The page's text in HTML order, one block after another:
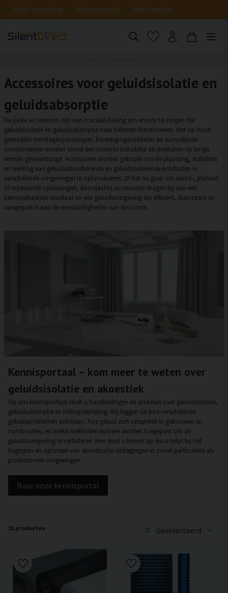
Gratis verzending Vijf jaar garantie Snelle levering
Accessoires voor geluidsisolatie en
geluidsabsorptie
De juiste accessoires zijn van cruciaal belang om ervoor te zorgen dat
geluidsisolatie en geluidsabsorptie naar behoren functioneren. Met op maat
gemaakte montageoplossingen, bevestigingsmiddelen en aanvullende
componenten worden zowel een correcte installatie als prestaties op lange
termijn gewaarborgd. Accessoires worden gebruikt om de plaatsing, stabiliteit
en werking van geluidsabsorberende en geluidsisolerende producten in
verschillende omgevingen te optimaliseren. Of het nu gaat om wand-, plafond-
of vrijstaande oplossingen, doordachte accessoires dragen bij aan een
betrouwbaarder resultaat en een geluidsomgeving die efficiënt, duurzaam en
aangepast is aan de omstandigheden van de ruimte.
Kennisportaal – kom meer te weten over
geluidsisolatie en akoestiek
Op ons kennisportaal vindt u handleidingen en artikelen over geluidsisolatie,
geluidsabsorptie en trillingsdemping. Wij leggen uit hoe verschillende
geluidsproblemen ontstaan, hoe geluid zich verspreidt in gebouwen en
constructies, en welke methoden kunnen worden toegepast om de
geluidsomgeving te verbeteren. Hier doet u kennis op die u helpt bij het
begrijpen en oplossen van akoestische uitdagingen in zowel particuliere als
professionele omgevingen.
Naar onze kennisportal
31 producten Geselecteerd